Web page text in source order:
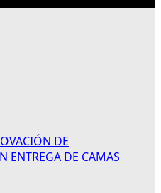
DE
ENTREGA DE CAMAS